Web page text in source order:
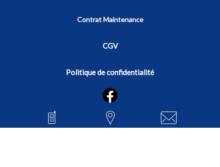
Contrat Maintenance
CGV
Politique de confidentialité